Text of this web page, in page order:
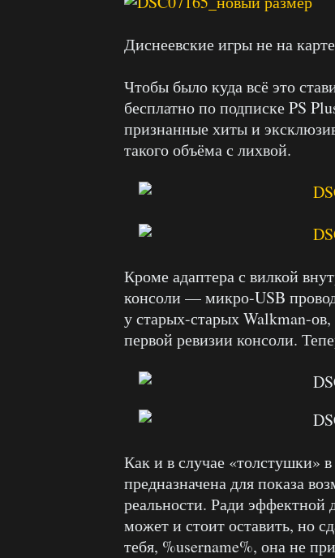
Диснеевские игры не на
Чтобы было куда всё это
бесплатно по подписке PS
признанные хиты и
такого объёма с лихвой.
Кроме адаптера с вилкой
консоли — микро-USB
у старых-старых Walkman-ов,
первой ревизии консоли.
Как и в случае «толстушки»
предназначена для показа
реальности. Ради эффектной
может и стоит оставить, но
тебя, %username%, она не